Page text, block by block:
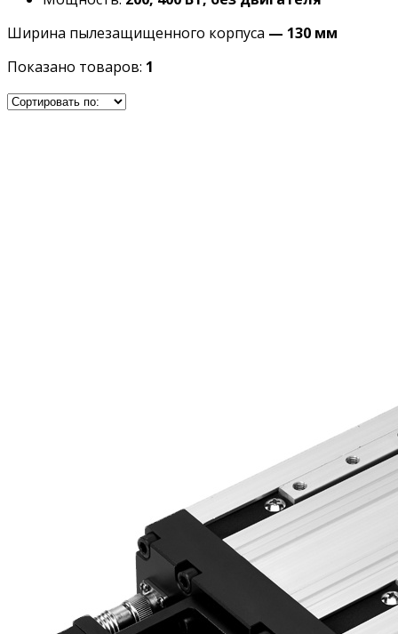
Ширина пылезащищенного корпуса — 130 мм
Показано товаров: 1